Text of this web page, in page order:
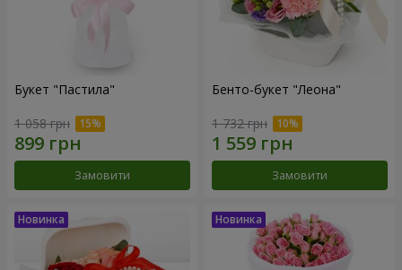
Букет "Пастила"
1 058 грн
Замовити
Бенто-букет "Леона"
1 732 грн
Замовити